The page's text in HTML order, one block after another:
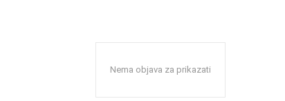
Nema objava za prikazati